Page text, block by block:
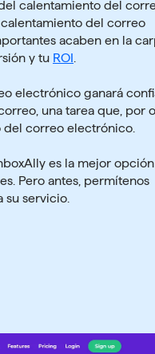
calentamiento del
del correo
acaben en la
y tu ROI
electrónico ganará
una tarea que, por
correo electrónico.
es la mejor opción
Pero antes, permítenos
servicio.